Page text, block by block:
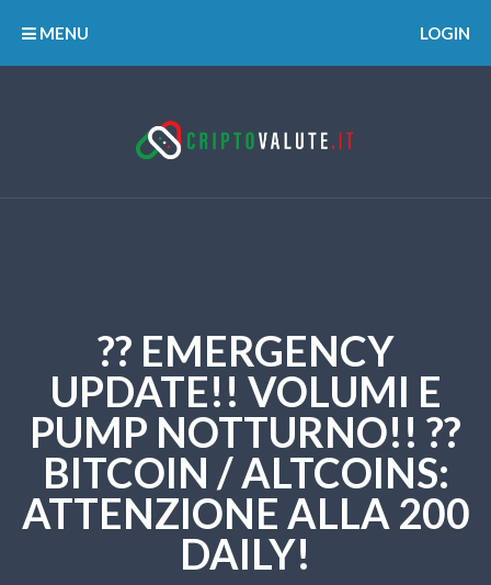
MENU LOGIN
?? EMERGENCY
UPDATE!! VOLUMI E
PUMP NOTTURNO!! ??
BITCOIN / ALTCOINS:
ATTENZIONE ALLA 200
DAILY!